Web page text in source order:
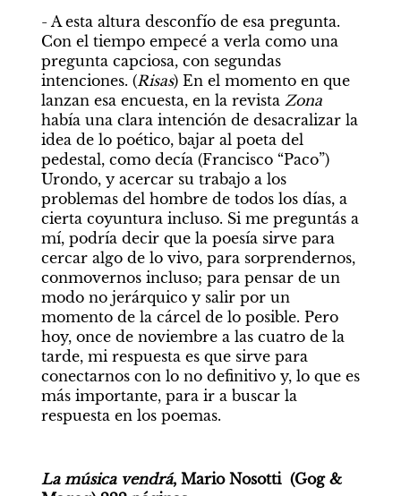
- A esta altura desconfío de esa pregunta.
Con el tiempo empecé a verla como una
pregunta capciosa, con segundas
intenciones. (Risas) En el momento en que
lanzan esa encuesta, en la revista Zona
había una clara intención de desacralizar la
idea de lo poético, bajar al poeta del
pedestal, como decía (Francisco “Paco”)
Urondo, y acercar su trabajo a los
problemas del hombre de todos los días, a
cierta coyuntura incluso. Si me preguntás a
mí, podría decir que la poesía sirve para
cercar algo de lo vivo, para sorprendernos,
conmovernos incluso; para pensar de un
modo no jerárquico y salir por un
momento de la cárcel de lo posible. Pero
hoy, once de noviembre a las cuatro de la
tarde, mi respuesta es que sirve para
conectarnos con lo no definitivo y, lo que es
más importante, para ir a buscar la
respuesta en los poemas.
La música vendrá, Mario Nosotti  (Gog &